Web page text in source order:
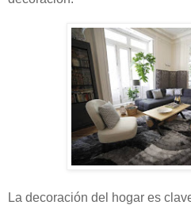
La decoración del hogar es